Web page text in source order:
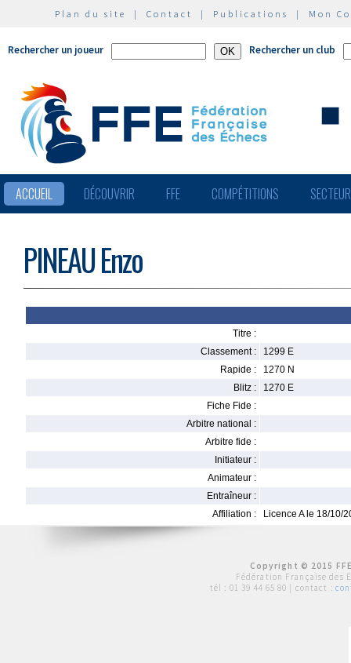
Plan du site | Contact | Publications | Mon
Rechercher un joueur Rechercher un club
ACCUEIL DÉCOUVRIR FFE COMPÉTITIONS
PINEAU Enzo
Titre :
Classement :
1299 E
Rapide :
1270 N
Blitz :
1270 E
Fiche Fide :
Arbitre national :
Arbitre fide :
Initiateur :
Animateur :
Entraîneur :
Affiliation :
Licence A le 18/10/
Copyright © 2015
Fédération Française des
tél : 01 39 44 65 80 | contact :